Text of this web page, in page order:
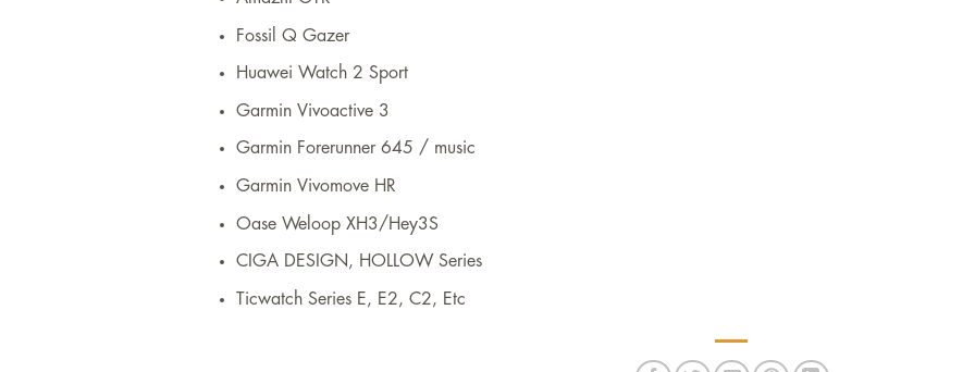
Fossil Q Gazer
Huawei Watch 2 Sport
Garmin Vivoactive 3
Garmin Forerunner 645 / music
Garmin Vivomove HR
Oase Weloop XH3/Hey3S
CIGA DESIGN, HOLLOW Series
Ticwatch Series E, E2, C2, Etc